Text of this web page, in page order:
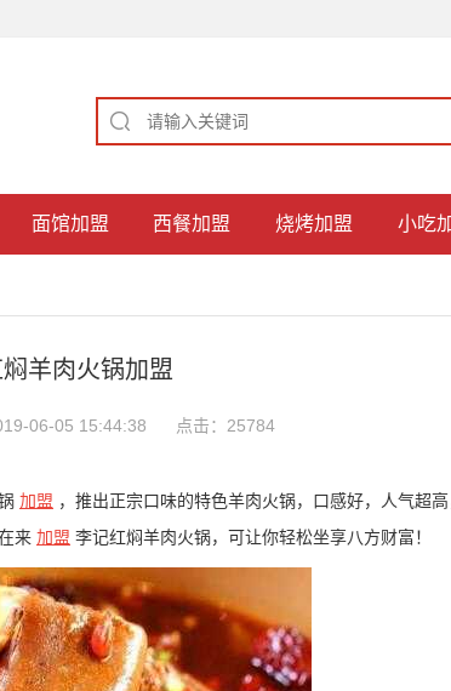
面馆加盟 西餐加盟 烧烤加盟 小吃
羊肉火锅加盟
06-05 15:44:38 点击：25784
加盟 ，推出正宗口味的特色羊肉火锅，口感好，人气超
来 加盟 李记红焖羊肉火锅，可让你轻松坐享八方财富！